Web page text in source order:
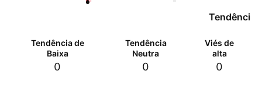
Tendência
Tendência de
Baixa
0
Tendência
Neutra
0
Viés de
alta
0